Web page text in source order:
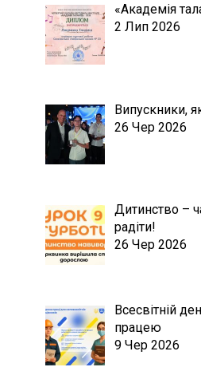
«Академія
2 Лип 2026
Випускники,
26 Чер 2026
Дитинство –
радіти!
26 Чер 2026
Всесвітній
працею
9 Чер 2026